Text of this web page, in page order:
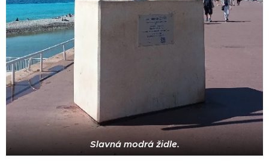
Slavná modrá židle.